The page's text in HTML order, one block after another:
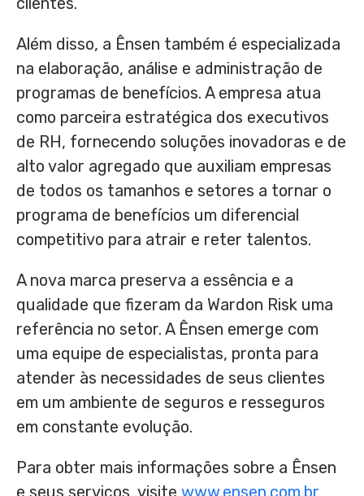
Além disso, a Ênsen também é especializada
na elaboração, análise e administração de
programas de benefícios. A empresa atua
como parceira estratégica dos executivos
de RH, fornecendo soluções inovadoras e de
alto valor agregado que auxiliam empresas
de todos os tamanhos e setores a tornar o
programa de benefícios um diferencial
competitivo para atrair e reter talentos.
A nova marca preserva a essência e a
qualidade que fizeram da Wardon Risk uma
referência no setor. A Ênsen emerge com
uma equipe de especialistas, pronta para
atender às necessidades de seus clientes
em um ambiente de seguros e resseguros
em constante evolução.
Para obter mais informações sobre a Ênsen
e seus serviços, visite www.ensen.com.br.